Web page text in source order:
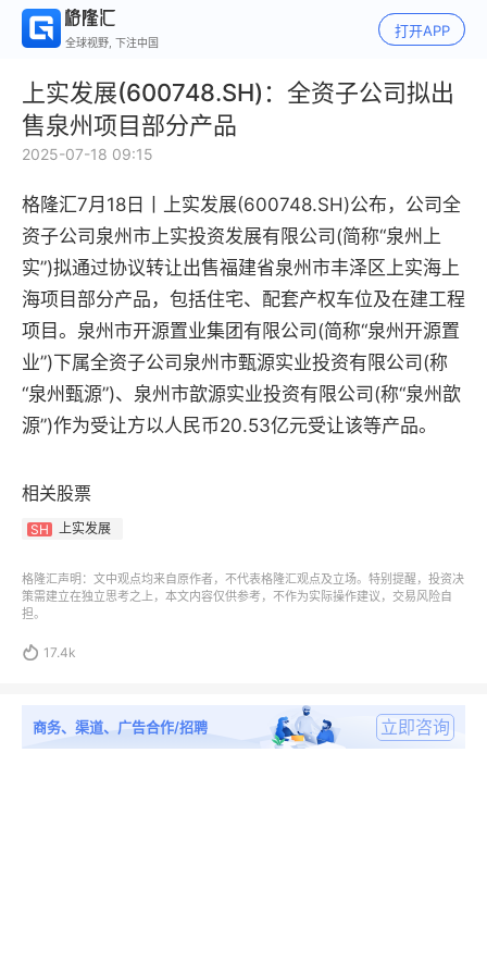
全球视野, 下注中国
打开APP
上实发展(600748.SH)：全资子公司拟出
售泉州项目部分产品
2025-07-18 09:15
格隆汇7月18日丨上实发展(600748.SH)公布，公司全
资子公司泉州市上实投资发展有限公司(简称“泉州上
实”)拟通过协议转让出售福建省泉州市丰泽区上实海上
海项目部分产品，包括住宅、配套产权车位及在建工程
项目。泉州市开源置业集团有限公司(简称“泉州开源置
业”)下属全资子公司泉州市甄源实业投资有限公司(称
“泉州甄源”)、泉州市歆源实业投资有限公司(称“泉州歆
源”)作为受让方以人民币20.53亿元受让该等产品。
相关股票
SH 上实发展
格隆汇声明：文中观点均来自原作者，不代表格隆汇观点及立场。特别提醒，投资决
策需建立在独立思考之上，本文内容仅供参考，不作为实际操作建议，交易风险自
担。
 17.4k
商务、渠道、广告合作/招聘 立即咨询